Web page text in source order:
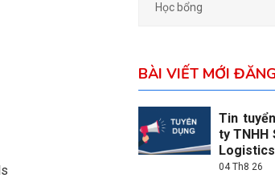
Học bổng
BÀI VIẾT MỚI
Tin
ty TNHH
04 Th8 26